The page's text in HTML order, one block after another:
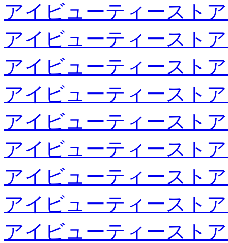
アイビューティースト
アイビューティースト
アイビューティースト
アイビューティースト
アイビューティースト
アイビューティースト
アイビューティースト
アイビューティースト
アイビューティースト